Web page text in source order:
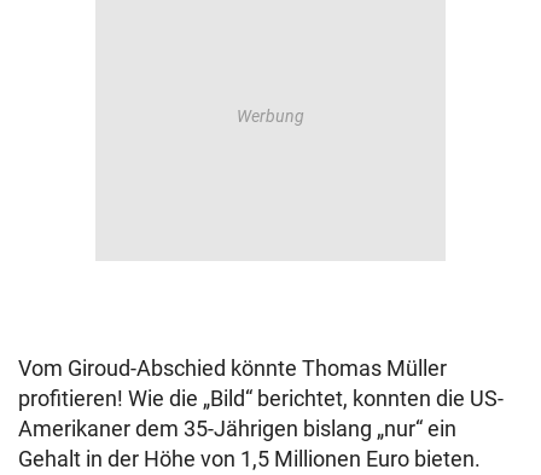
Vom Giroud-Abschied könnte Thomas Müller
profitieren! Wie die „Bild“ berichtet, konnten die US-
Amerikaner dem 35-Jährigen bislang „nur“ ein
Gehalt in der Höhe von 1,5 Millionen Euro bieten.